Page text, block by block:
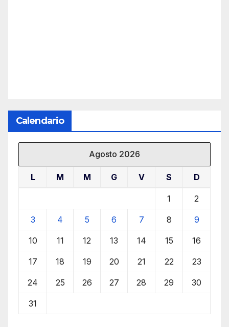
Calendario
Agosto 2026
L M M G V S D
1 2
3 4 5 6 7 8 9
10 11 12 13 14 15 16
17 18 19 20 21 22 23
24 25 26 27 28 29 30
31